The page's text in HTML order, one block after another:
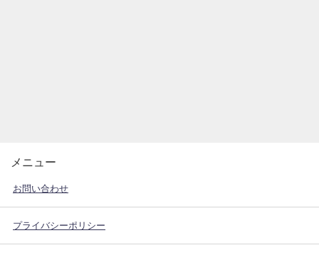
メニュー
お問い合わせ
プライバシーポリシー